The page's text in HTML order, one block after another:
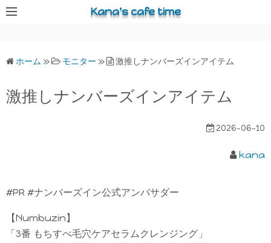
コ
ス
Kana's cafe time
ホーム » モニター » 激推しナンバーズインアイテム
激推しナンバーズインアイテム
2026-06-10
kana
#PR #ナンバーズイン公式アンバサダー
【Numbuzin】
「3番 もちすべ毛穴ケアセラムクレンジング」